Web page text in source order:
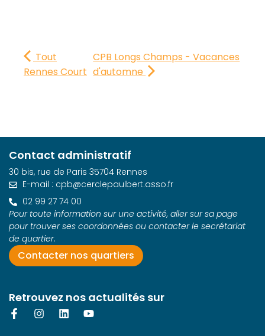
Tout
Rennes Court
CPB Longs Champs - Vacances
d'automne
Retrouvez nos actualités sur
Contact administratif
30 bis, rue de Paris 35704 Rennes
E-mail : cpb@cerclepaulbert.asso.fr
02 99 27 74 00
Pour toute information sur une activité, aller sur sa page
pour trouver ses coordonnées ou contacter le secrétariat
de quartier.
Contacter nos quartiers